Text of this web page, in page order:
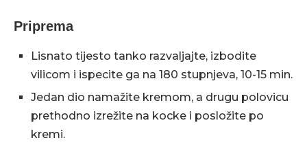
Priprema
Lisnato tijesto tanko razvaljajte, izbodite
vilicom i ispecite ga na 180 stupnjeva, 10-15 min.
Jedan dio namažite kremom, a drugu polovicu
prethodno izrežite na kocke i posložite po
kremi.